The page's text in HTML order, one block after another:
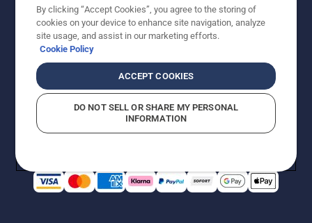
© Husqvarna AB (publ). Alle Rechte vorbehalten.
Preisänderungen, Irrtümer, Text- und Satzfehler sind
vorbehalten. Bei den Preisangaben handelt es sich um
unverbindliche Preisempfehlungen in Euro inkl. der
unverbindliche Preisempfehlungen (inkl. MwSt), es sei
denn sie sind für den direkten Kauf verfügbar.
Cookie-RichtlinieNutzungsbedingungenAGBs
ImpressumVermutete Verstöße melden
By clicking “Accept Cookies”, you agree to the storing of
cookies on your device to enhance site navigation, analyze
site usage, and assist in our marketing efforts.
Cookie Policy
ACCEPT COOKIES
DO NOT SELL OR SHARE MY PERSONAL
INFORMATION